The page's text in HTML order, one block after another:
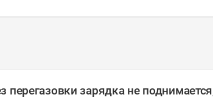
перегазовки зарядка не